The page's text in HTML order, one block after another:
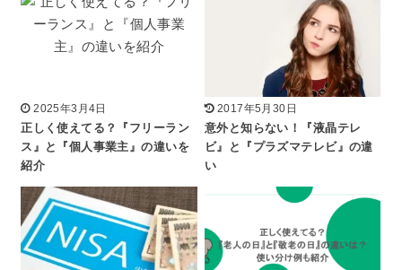
2025年3月4日
正しく使えてる？『フリーラン
ス』と『個人事業主』の違いを
紹介
2017年5月30日
意外と知らない！『液晶テレ
ビ』と『プラズマテレビ』の違
い